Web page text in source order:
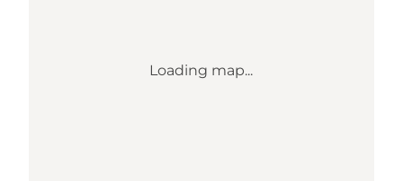
Loading map...